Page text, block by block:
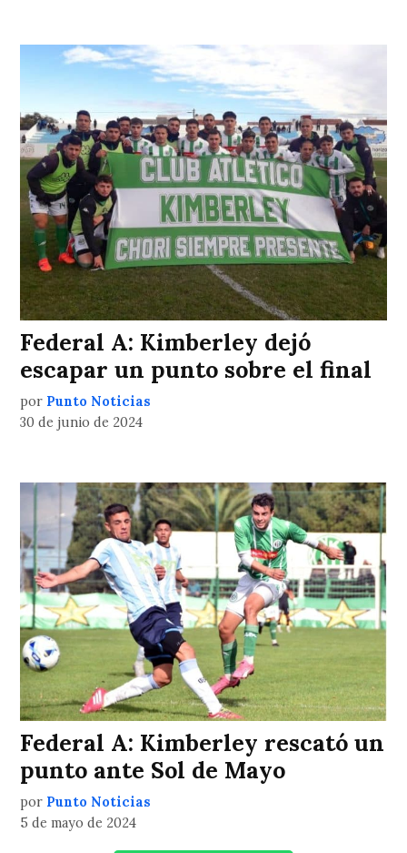
Federal A: Kimberley dejó
escapar un punto sobre el final
por Punto Noticias
30 de junio de 2024
Federal A: Kimberley rescató un
punto ante Sol de Mayo
por Punto Noticias
5 de mayo de 2024